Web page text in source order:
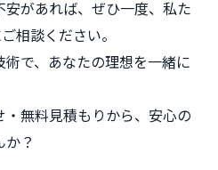
があれば、ぜひ一度、私た
相談ください。
で、あなたの理想を一緒に
無料見積もりから、安心の
？